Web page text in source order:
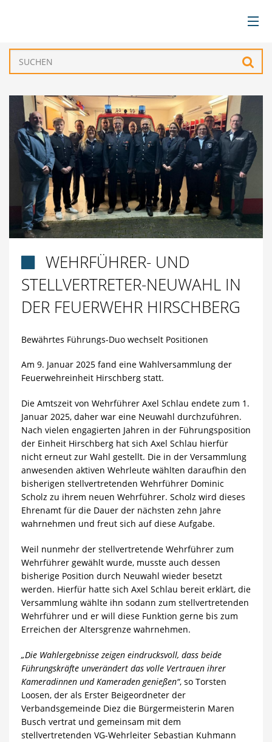
BÜRGERSERVICE
VERWALTUNG
GEMEINDEN
TOURISMUS & FREIZEIT
WIRTSCHAFT
WEHRFÜHRER- UND
STELLVERTRETER-NEUWAHL IN
DER FEUERWEHR HIRSCHBERG
Bewährtes Führungs-Duo wechselt Positionen
Am 9. Januar 2025 fand eine Wahlversammlung der
Feuerwehreinheit Hirschberg statt.
Die Amtszeit von Wehrführer Axel Schlau endete zum 1.
Januar 2025, daher war eine Neuwahl durchzuführen.
Nach vielen engagierten Jahren in der Führungsposition
der Einheit Hirschberg hat sich Axel Schlau hierfür
nicht erneut zur Wahl gestellt. Die in der Versammlung
anwesenden aktiven Wehrleute wählten daraufhin den
bisherigen stellvertretenden Wehrführer Dominic
Scholz zu ihrem neuen Wehrführer. Scholz wird dieses
Ehrenamt für die Dauer der nächsten zehn Jahre
wahrnehmen und freut sich auf diese Aufgabe.
Weil nunmehr der stellvertretende Wehrführer zum
Wehrführer gewählt wurde, musste auch dessen
bisherige Position durch Neuwahl wieder besetzt
werden. Hierfür hatte sich Axel Schlau bereit erklärt, die
Versammlung wählte ihn sodann zum stellvertretenden
Wehrführer und er will diese Funktion gerne bis zum
Erreichen der Altersgrenze wahrnehmen.
„Die Wahlergebnisse zeigen eindrucksvoll, dass beide
Führungskräfte unverändert das volle Vertrauen ihrer
Kameradinnen und Kameraden genießen“, so Torsten
Loosen, der als Erster Beigeordneter der
Verbandsgemeinde Diez die Bürgermeisterin Maren
Busch vertrat und gemeinsam mit dem
stellvertretenden VG-Wehrleiter Sebastian Kuhmann